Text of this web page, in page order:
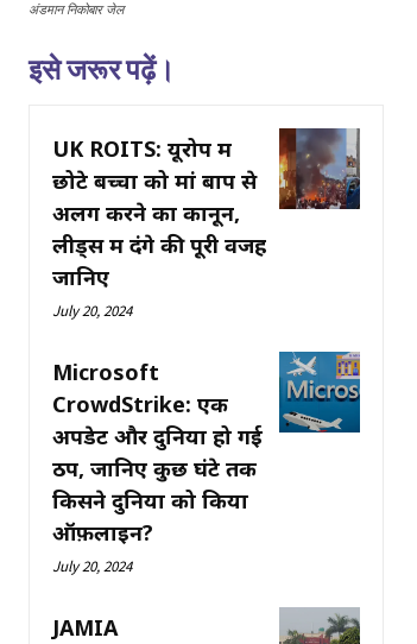
अंडमान निकोबार जेल
इसे जरूर पढ़ें।
UK ROITS: यूरोप में
छोटे बच्चों को मां बाप से
अलग करने का कानून,
लीड्स में दंगे की पूरी वजह
जानिए
July 20, 2024
Microsoft
CrowdStrike: एक
अपडेट और दुनिया हो गई
ठप, जानिए कुछ घंटे तक
किसने दुनिया को किया
ऑफ़लाइन?
July 20, 2024
JAMIA